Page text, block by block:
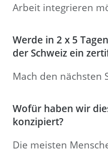
Arbeit integrieren
Werde in 2 x 5
der Schweiz ein
Mach den nächsten
Wofür haben wir
konzipiert?
Die meisten